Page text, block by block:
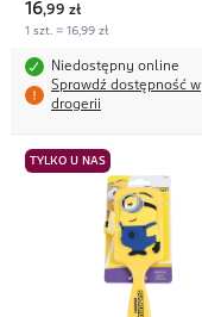
16,99 zł
1 szt. = 16,99 zł
Niedostępny online
Sprawdź dostępność w
drogerii
TYLKO U NAS